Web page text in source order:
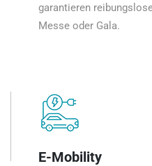
garantieren
Messe oder Gala.
E-Mobility